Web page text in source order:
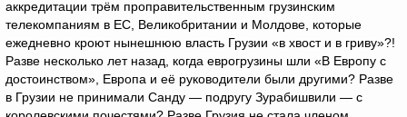
аккредитации трём проправительственным грузинским
телекомпаниям в ЕС, Великобритании и Молдове, которые
ежедневно кроют нынешнюю власть Грузии «в хвост и в гриву»?!
Разве несколько лет назад, когда еврогрузины шли «В Европу с
достоинством», Европа и её руководители были другими? Разве
в Грузии не принимали Санду — подругу Зурабишвили — с